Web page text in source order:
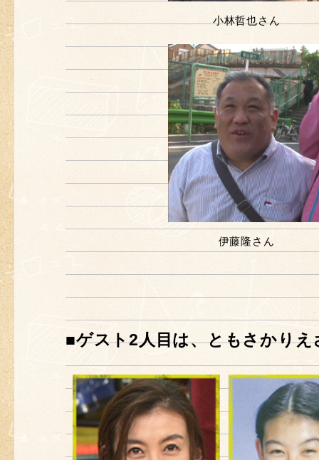
小林哲也さん
伊藤隆さん
■ゲスト2人目は、ともさかりえ